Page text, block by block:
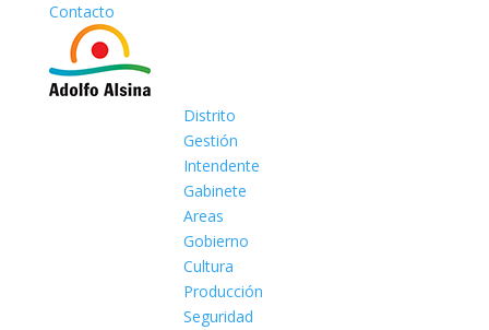
Contacto
Distrito
Gestión
Intendente
Gabinete
Areas
Gobierno
Cultura
Producción
Seguridad